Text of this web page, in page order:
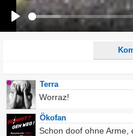
Ich möchte eine E-Mail, wenn zu
Ich möchte eine E-Mail, wenn auf
Terra
Worraz!
Ökofan
Schon doof ohne Arme,